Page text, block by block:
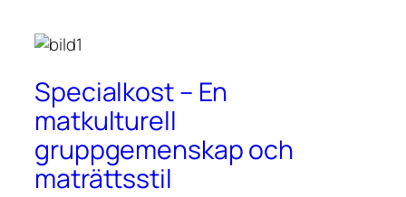
Specialkost – En
matkulturell
gruppgemenskap och
maträttsstil